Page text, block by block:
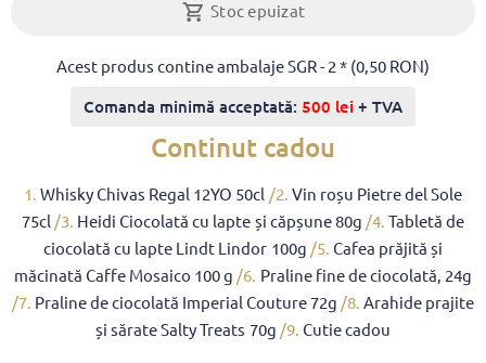
Stoc epuizat
Acest produs contine ambalaje SGR - 2 * (0,50 RON)
Comanda minimă acceptată: 500 lei + TVA
Continut cadou
1.Whisky Chivas Regal 12YO 50cl /2. Vin roșu Pietre del Sole
75cl /3. Heidi Ciocolată cu lapte și căpșune 80g /4. Tabletă de
ciocolată cu lapte Lindt Lindor 100g /5. Cafea prăjită și
măcinată Caffe Mosaico 100 g /6. Praline fine de ciocolată, 24g
/7. Praline de ciocolată Imperial Couture 72g /8.Arahide prajite
și sărate Salty Treats 70g /9. Cutie cadou